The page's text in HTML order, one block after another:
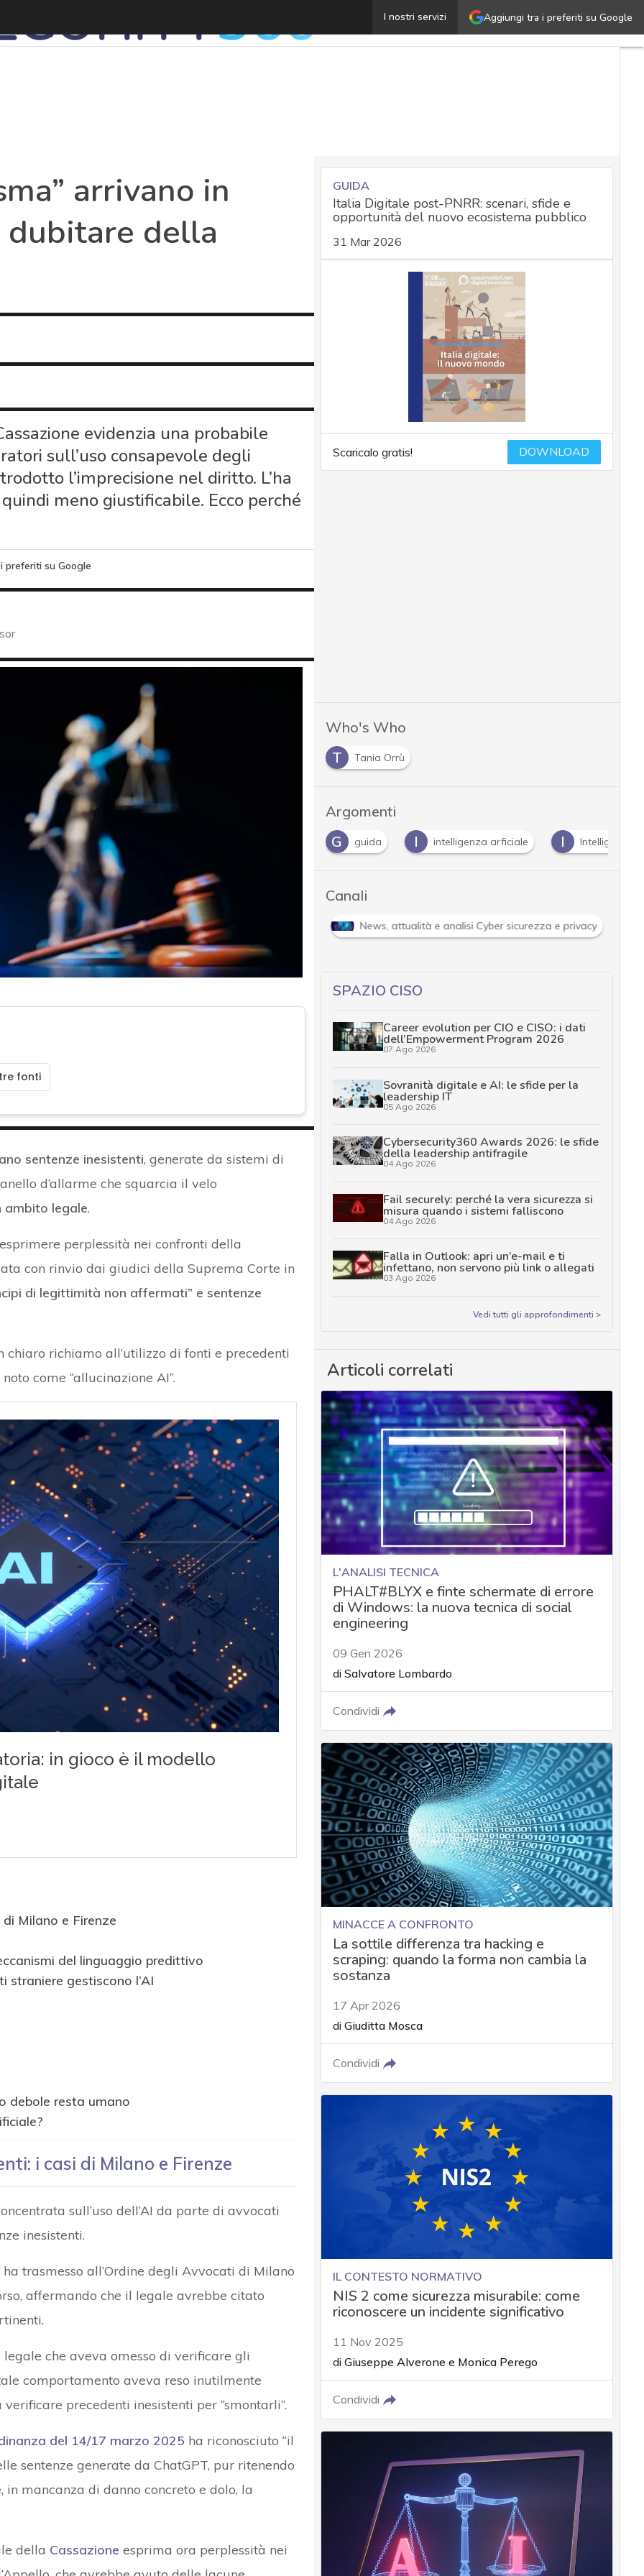
Aggiungi tra i preferiti su Google
I nostri servizi
Le “sentenze fantasma” arrivano in Cassazione e fanno
arrivano in
dubitare della
evidenzia una probabile
sull’uso consapevole degli
l’imprecisione nel diritto. L’ha
meno giustificabile. Ecco perché
preferiti su Google
fonti
sentenze inesistenti, generate da sistemi di
d’allarme che squarcia il velo
legale.
perplessità nei confronti della
con rinvio dai giudici della Suprema Corte in
di legittimità non affermati” e sentenze
chiaro richiamo all’utilizzo di fonti e precedenti
come “allucinazione AI”.
Milano e Firenze
del linguaggio predittivo
straniere gestiscono l’AI
debole resta umano
i casi di Milano e Firenze
sull’uso dell’AI da parte di avvocati
inesistenti.
trasmesso all’Ordine degli Avvocati di Milano
affermando che il legale avrebbe citato
che aveva omesso di verificare gli
comportamento aveva reso inutilmente
precedenti inesistenti per “smontarli”.
del 14/17 marzo 2025 ha riconosciuto “il
sentenze generate da ChatGPT, pur ritenendo
mancanza di danno concreto e dolo, la
della Cassazione esprima ora perplessità nei
GUIDA
Italia Digitale post-PNRR: scenari, sfide e
opportunità del nuovo ecosistema pubblico
31 Mar 2026
Scaricalo gratis! DOWNLOAD
Who's Who
T
Tania Orrù
Argomenti
G guida I intelligenza arficiale I Intelligenza
Canali
C
News, attualità e analisi Cyber sicurezza e privacy
SPAZIO CISO
Career evolution per CIO e CISO: i dati
dell’Empowerment Program 2026
07 Ago 2026
Sovranità digitale e AI: le sfide per la
leadership IT
05 Ago 2026
Cybersecurity360 Awards 2026: le sfide
della leadership antifragile
04 Ago 2026
Fail securely: perché la vera sicurezza si
misura quando i sistemi falliscono
04 Ago 2026
Falla in Outlook: apri un’e-mail e ti
infettano, non servono più link o allegati
03 Ago 2026
Vedi tutti gli approfondimenti >
Articoli correlati
L'ANALISI TECNICA
PHALT#BLYX e finte schermate di errore
di Windows: la nuova tecnica di social
engineering
09 Gen 2026
di Salvatore Lombardo
Condividi
MINACCE A CONFRONTO
La sottile differenza tra hacking e
scraping: quando la forma non cambia la
sostanza
17 Apr 2026
di Giuditta Mosca
Condividi
IL CONTESTO NORMATIVO
NIS 2 come sicurezza misurabile: come
riconoscere un incidente significativo
11 Nov 2025
di Giuseppe Alveronee Monica Perego
Condividi